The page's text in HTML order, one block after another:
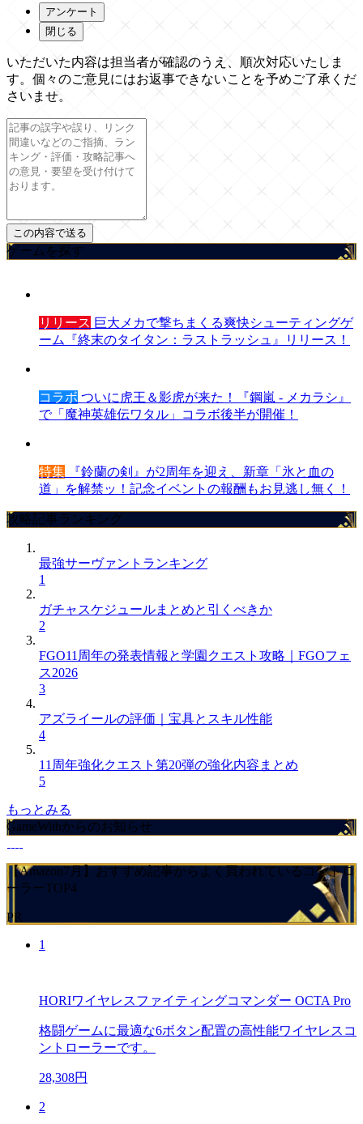
アンケート
閉じる
いただいた内容は担当者が確認のうえ、順次対応いたしま
す。個々のご意見にはお返事できないことを予めご了承くだ
さいませ。
ゲームを探す
リリース 巨大メカで撃ちまくる爽快シューティングゲ
ーム『終末のタイタン：ラストラッシュ』リリース！
コラボ ついに虎王＆影虎が来た！『鋼嵐 - メカラシ』
で「魔神英雄伝ワタル」コラボ後半が開催！
特集 『鈴蘭の剣』が2周年を迎え、新章「氷と血の
道」を解禁ッ！記念イベントの報酬もお見逃し無く！
攻略記事ランキング
最強サーヴァントランキング
1
ガチャスケジュールまとめと引くべきか
2
FGO11周年の発表情報と学園クエスト攻略｜FGOフェ
ス2026
3
アズライールの評価｜宝具とスキル性能
4
11周年強化クエスト第20弾の強化内容まとめ
5
もっとみる
GameWithからのお知らせ
【Amazon7月】おすすめ記事からよく買われているコントロ
ーラーTOP4
PR
1
HORIワイヤレスファイティングコマンダー OCTA Pro
格闘ゲームに最適な6ボタン配置の高性能ワイヤレスコ
ントローラーです。
28,308円
2